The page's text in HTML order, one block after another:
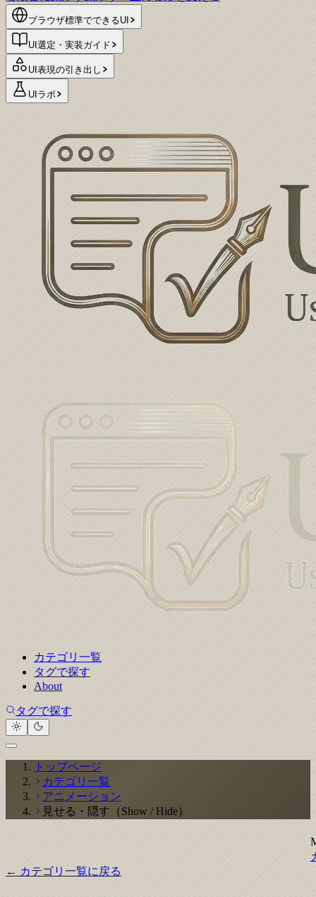
ブラウザ標準でできるUI
UI選定・実装ガイド
UI表現の引き出し
UIラボ
カテゴリ一覧
タグで探す
About
タグで探す
トップページ
カテゴリ一覧
アニメーション
見せる・隠す（Show / Hide）
← カテゴリ一覧に戻る